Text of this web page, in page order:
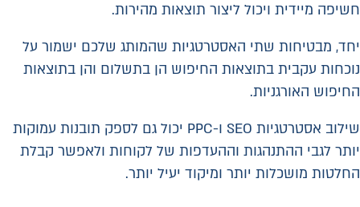
חשיפה מיידית ויכול ליצור תוצאות מהירות.
יחד, מבטיחות שתי האסטרטגיות שהמותג שלכם ישמור על
נוכחות עקבית בתוצאות החיפוש הן בתשלום והן בתוצאות
החיפוש האורגניות.
שילוב אסטרטגיות SEO ו-PPC יכול גם לספק תובנות עמוקות
יותר לגבי ההתנהגות וההעדפות של לקוחות ולאפשר קבלת
החלטות מושכלות יותר ומיקוד יעיל יותר.